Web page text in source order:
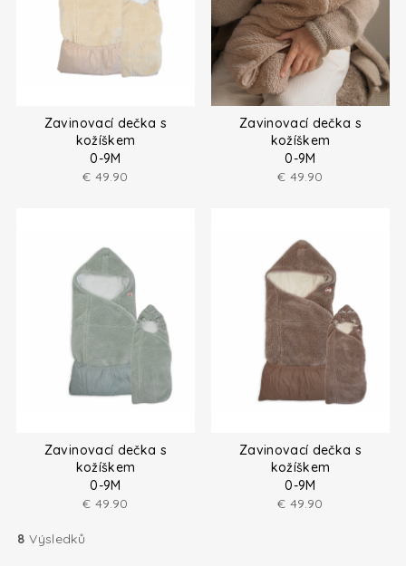
Zavinovací dečka s
kožíškem
0-9M
€ 49.90
Zavinovací dečka s
kožíškem
0-9M
€ 49.90
Zavinovací dečka s
kožíškem
0-9M
€ 49.90
Zavinovací dečka s
kožíškem
0-9M
€ 49.90
8 Výsledků